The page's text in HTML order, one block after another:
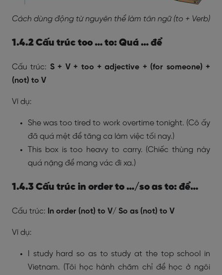
Cách dùng động từ nguyên thể làm tân ngữ (to + Verb)
1.4.2 Cấu trúc too … to: Quá … để
Cấu trúc: S + V + too + adjective + (for someone) +
(not) to V
Ví dụ:
She was too tired to work overtime tonight. (Cô ấy
đã quá mệt để tăng ca làm việc tối nay.)
This box is too heavy to carry. (Chiếc thùng này
quá nặng để mang vác đi xa.)
1.4.3 Cấu trúc in order to …/so as to: để…
Cấu trúc: In order (not) to V/ So as (not) to V
Ví dụ:
I study hard so as to study at the top school in
Vietnam. (Tôi học hành chăm chỉ để học ở ngôi